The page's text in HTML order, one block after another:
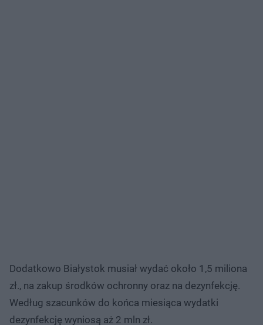
Dodatkowo Białystok musiał wydać około 1,5 miliona
zł., na zakup środków ochronny oraz na dezynfekcję​.
Według szacunków do końca miesiąca wydatki
dezynfekcję wyniosą aż 2 mln zł.